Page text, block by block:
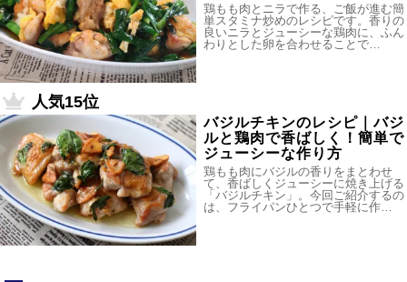
鶏もも肉とニラで作る、ご飯が進む簡
単スタミナ炒めのレシピです。香りの
良いニラとジューシーな鶏肉に、ふん
わりとした卵を合わせることで…
人気15位
バジルチキンのレシピ｜バジ
ルと鶏肉で香ばしく！簡単で
ジューシーな作り方
鶏もも肉にバジルの香りをまとわせ
て、香ばしくジューシーに焼き上げる
「バジルチキン」。今回ご紹介するの
は、フライパンひとつで手軽に作…